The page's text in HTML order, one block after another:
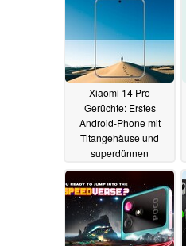
Xiaomi 14 Pro
Gerüchte: Erstes
Android-Phone mit
Titangehäuse und
superdünnen
Displayrändern
01.08.2023